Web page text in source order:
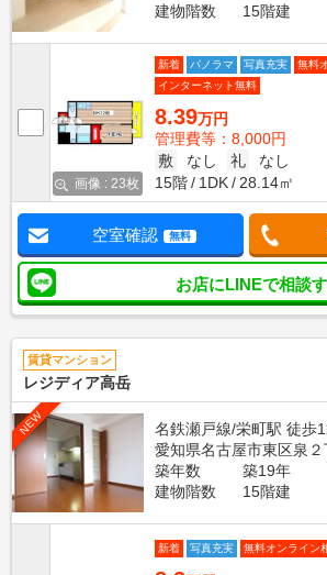
建物階数
15階建
画像 : 23枚
新着 パノラマ 写真充実
無料
インターネット無料
8.39万円
管理費等：8,000円
敷
なし 礼
なし
15階
1DK 28.14㎡
空室確認 無料
お店にLINEで相談
賃貸マンション
レジディア高岳
NEW
名鉄瀬戸線/栄町駅 徒歩
愛知県名古屋市東区泉２
築年数
築19年
建物階数
15階建
新着 写真充実 無料オンライン